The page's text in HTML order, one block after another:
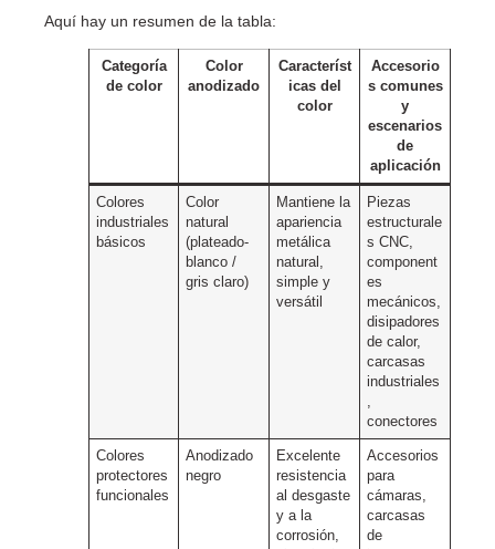
Aquí hay un resumen de la tabla:
Categoría
de color
Color
anodizado
Característ
icas del
color
Accesorio
s comunes
y
escenarios
de
aplicación
Colores
industriales
básicos
Color
natural
(plateado-
blanco /
gris claro)
Mantiene la
apariencia
metálica
natural,
simple y
versátil
Piezas
estructurale
s CNC,
component
es
mecánicos,
disipadores
de calor,
carcasas
industriales
,
conectores
Colores
protectores
funcionales
Anodizado
negro
Excelente
resistencia
al desgaste
y a la
corrosión,
Accesorios
para
cámaras,
carcasas
de